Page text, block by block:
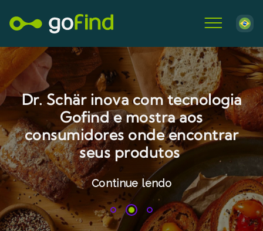
Dr. Schär inova com tecnologia
Gofind e mostra aos
consumidores onde encontrar
seus produtos
Continue lendo
1 2 3